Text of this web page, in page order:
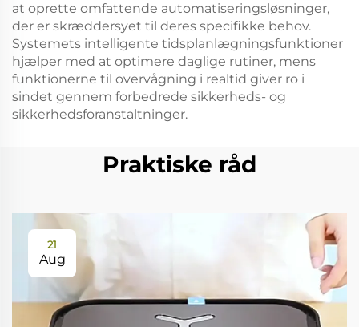
at oprette omfattende automatiseringsløsninger,
der er skræddersyet til deres specifikke behov.
Systemets intelligente tidsplanlægningsfunktioner
hjælper med at optimere daglige rutiner, mens
funktionerne til overvågning i realtid giver ro i
sindet gennem forbedrede sikkerheds- og
sikkerhedsforanstaltninger.
Praktiske råd
21
Aug